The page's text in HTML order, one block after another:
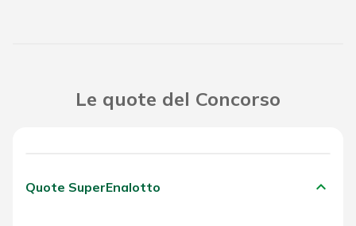
Le quote del Concorso
Quote SuperEnalotto keyboard_arrow_down